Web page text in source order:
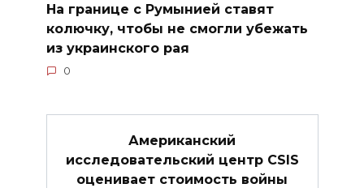
На границе с Румынией ставят
колючку, чтобы не смогли убежать
из украинского рая
0
Американский
исследовательский центр CSIS
оценивает стоимость войны